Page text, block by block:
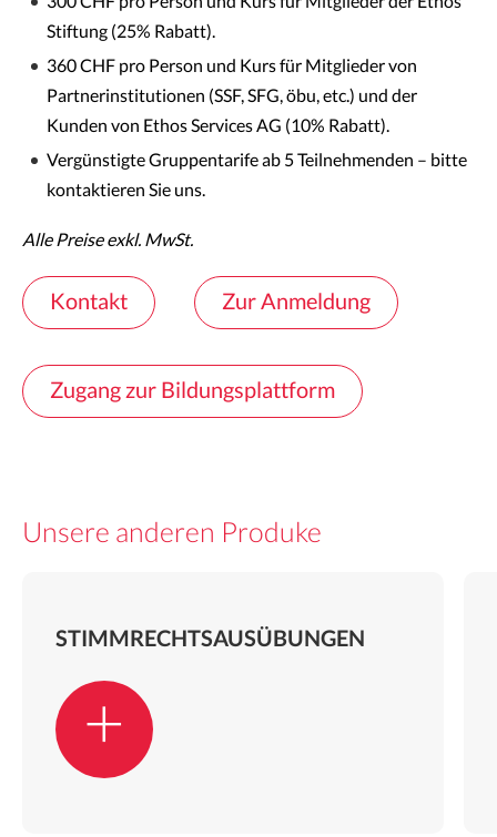
Stiftung (25% Rabatt).
360 CHF pro Person und Kurs für Mitglieder von
Partnerinstitutionen (SSF, SFG, öbu, etc.) und der
Kunden von Ethos Services AG (10% Rabatt).
Vergünstigte Gruppentarife ab 5 Teilnehmenden – bitte
kontaktieren Sie uns.
Alle Preise exkl. MwSt.
Kontakt Zur Anmeldung
Zugang zur Bildungsplattform
Unsere anderen Produke
STIMMRECHTSAUSÜBUNGEN